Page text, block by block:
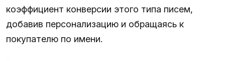
коэффициент конверсии этого типа писем,
добавив персонализацию и обращаясь к
покупателю по имени.